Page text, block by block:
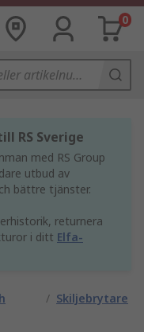
0
RS Sverige
med RS Group
utbud av
bättre tjänster.
returnera
i ditt Elfa-
/ Skiljebrytare